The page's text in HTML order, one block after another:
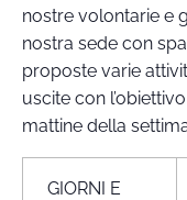
nostre volontarie e
nostra sede con
proposte varie
uscite con
mattine della
GIORNI E